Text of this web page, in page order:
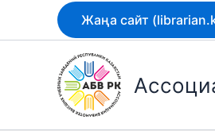
содержимому
Жаңа сайт